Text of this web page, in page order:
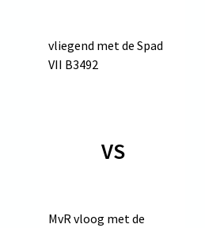
vliegend met de Spad
VII B3492
VS
MvR vloog met de